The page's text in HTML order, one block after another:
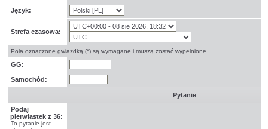
Język:
Strefa czasowa:
Pola oznaczone gwiazdką (*) są wymagane i muszą zostać wypełnione.
GG:
Samochód:
Pytanie
Podaj
pierwiastek z 36:
To pytanie jest